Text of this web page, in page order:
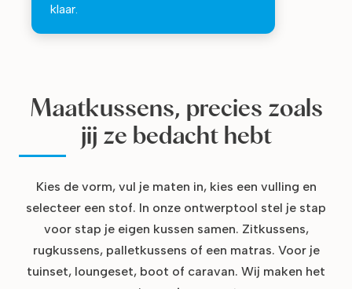
klaar.
Maatkussens, precies zoals
jij ze bedacht hebt
Kies de vorm, vul je maten in, kies een vulling en
selecteer een stof. In onze ontwerptool stel je stap
voor stap je eigen kussen samen. Zitkussens,
rugkussens, palletkussens of een matras. Voor je
tuinset, loungeset, boot of caravan. Wij maken het